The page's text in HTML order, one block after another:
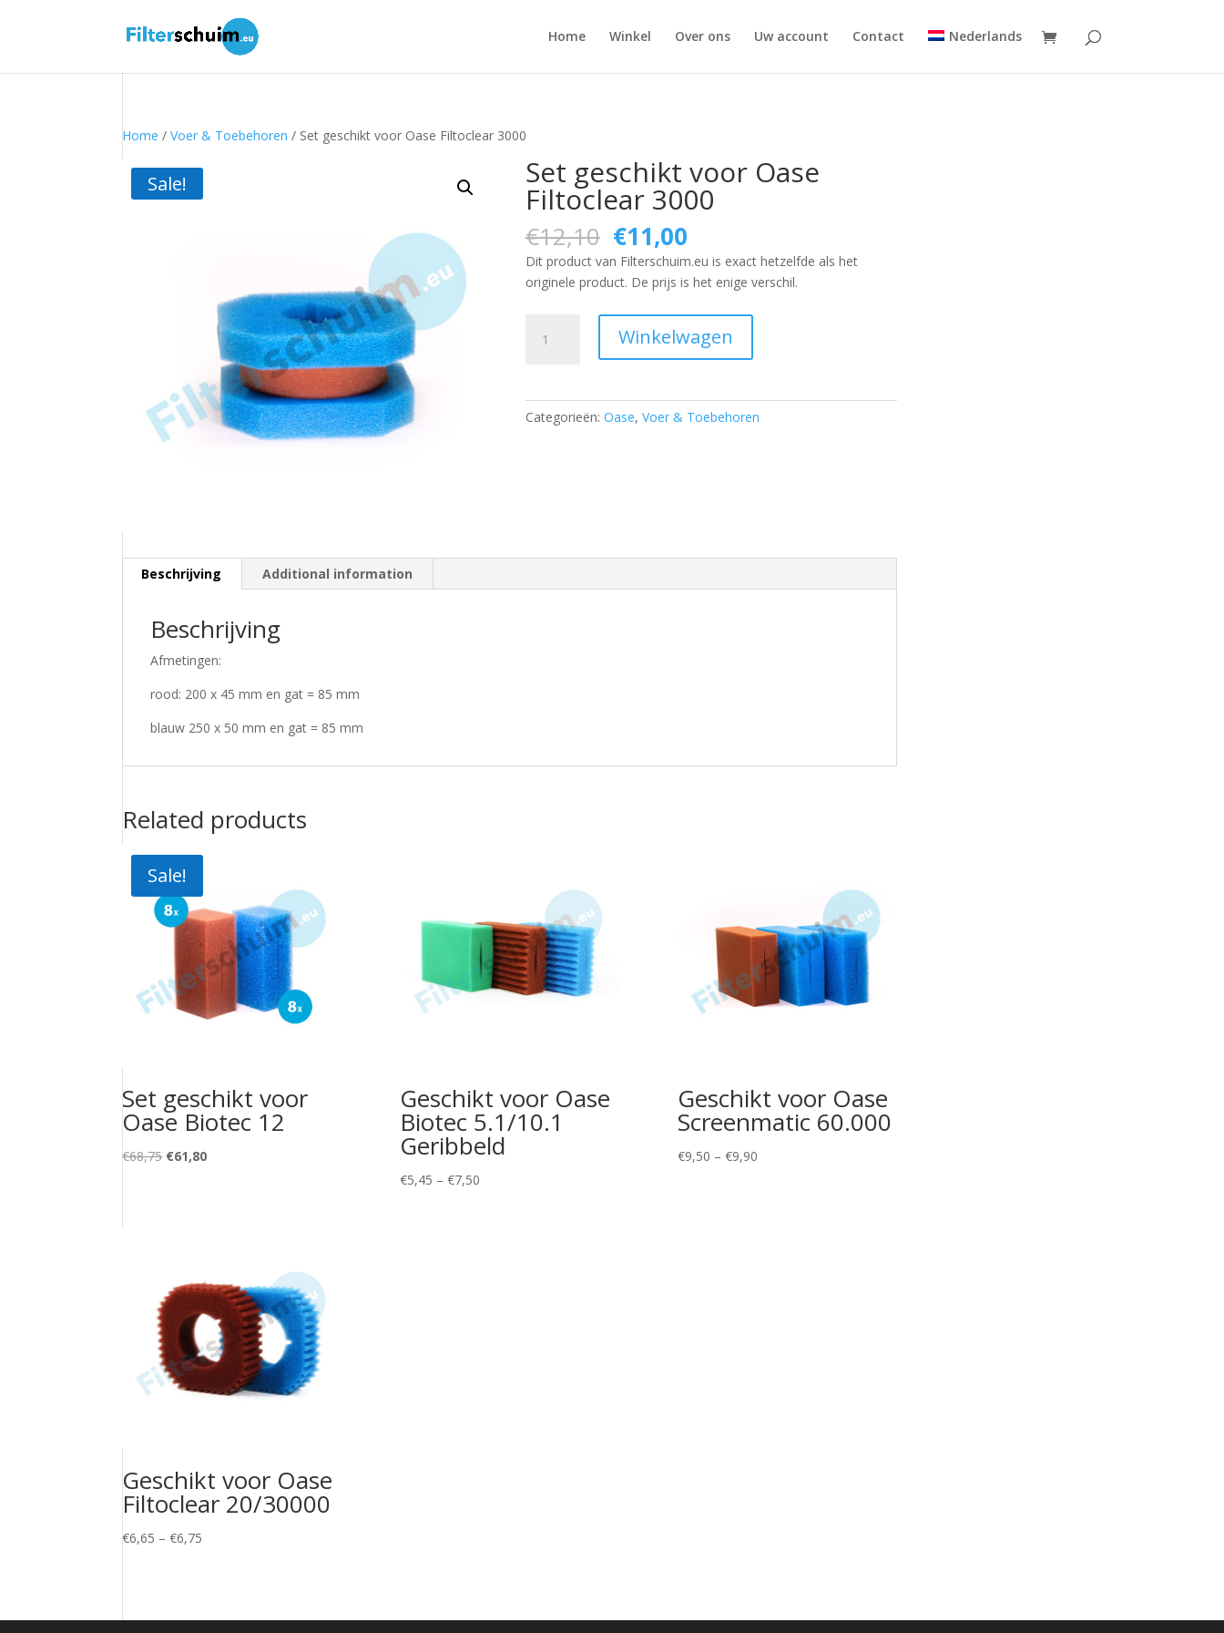
Home Winkel Over ons Uw account Contact Nederlands
Home /Voer & Toebehoren / Set geschikt voor Oase Filtoclear 3000
Sale! Set geschikt voor Oase
Filtoclear 3000
€12,10 Original
price
was:
€12,10.
€11,00Current
price
is:
€11,00.
Dit product van Filterschuim.eu is exact hetzelfde als het
originele product. De prijs is het enige verschil.
geschikt
Winkelwagen
Categorieën: Oase, Voer & Toebehoren
Beschrijving Additional information
Beschrijving
Afmetingen:
rood: 200 x 45 mm en gat = 85 mm
blauw 250 x 50 mm en gat = 85 mm
Related products
Sale!
Set geschikt voor
Oase Biotec 12
€68,75 Original
€61,80Current
Geschikt voor Oase
Biotec 5.1/10.1
Geribbeld
€5,45 – €7,50
Geschikt voor Oase
Screenmatic 60.000
€9,50 – €9,90Price
Geschikt voor Oase
Filtoclear 20/30000
€6,65 – €6,75
€6,75